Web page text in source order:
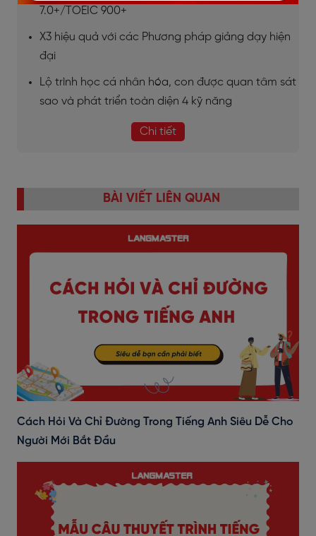
7.0+/TOEIC 900+
X3 hiệu quả với các Phương pháp giảng dạy hiện
đại
Lộ trình học cá nhân hóa, con được quan tâm sát
sao và phát triển toàn diện 4 kỹ năng
Chi tiết
BÀI VIẾT LIÊN QUAN
Cách Hỏi Và Chỉ Đường Trong Tiếng Anh Siêu Dễ Cho
Người Mới Bắt Đầu